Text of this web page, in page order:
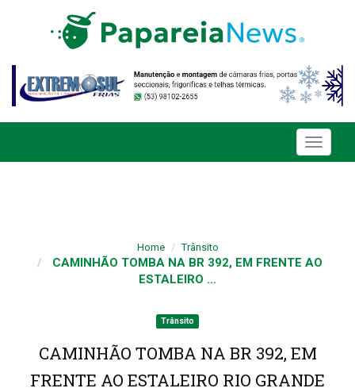
Toggle
Home Trânsito
CAMINHÃO TOMBA NA BR 392, EM FRENTE AO
ESTALEIRO ...
Trânsito
CAMINHÃO TOMBA NA BR 392, EM
FRENTE AO ESTALEIRO RIO GRANDE